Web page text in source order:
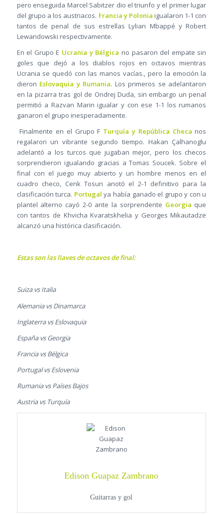
pero enseguida Marcel Sabitzer dio el triunfo y el primer lugar
del grupo a los austriacos. Francia y Polonia igualaron 1-1 con
tantos de penal de sus estrellas Lylian Mbappé y Robert
Lewandowski respectivamente.
En el Grupo E Ucrania y Bélgica no pasaron del empate sin
goles que dejó a los diablos rojos en octavos mientras
Ucrania se quedó con las manos vacías., pero la emoción la
dieron Eslovaquia y Rumania. Los primeros se adelantaron
en la pizarra tras gol de Ondrej Duda, sin embargo un penal
permitió a Razvan Marin igualar y con ese 1-1 los rumanos
ganaron el grupo inesperadamente.
Finalmente en el Grupo F Turquía y República Checa nos
regalaron un vibrante segundo tiempo. Hakan Çalhanoglu
adelantó a los turcos que jugaban mejor, pero los checos
sorprendieron igualando gracias a Tomas Soucek. Sobre el
final con el juego muy abierto y un hombre menos en el
cuadro checo, Cenk Tosun anotó el 2-1 definitivo para la
clasificación turca. Portugal ya había ganado el grupo y con u
plantel alterno cayó 2-0 ante la sorprendente Georgia que
con tantos de Khvicha Kvaratskhelia y Georges Mikautadze
alcanzó una histórica clasificación.
Estas son las llaves de octavos de final:
Suiza vs Italia
Alemania vs Dinamarca
Inglaterra vs Eslovaquia
España vs Georgia
Francia vs Bélgica
Portugal vs Eslovenia
Rumania vs Países Bajos
Austria vs Turquía
Edison Guapaz Zambrano
Guitarras y gol